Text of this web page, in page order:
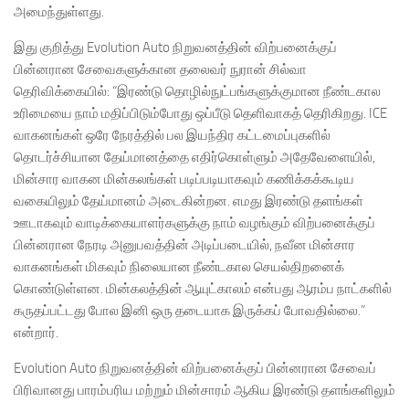
அமைந்துள்ளது.
இது குறித்து Evolution Auto நிறுவனத்தின் விற்பனைக்குப்
பின்னரான சேவைகளுக்கான தலைவர் நுரான் சில்வா
தெரிவிக்கையில்: “இரண்டு தொழில்நுட்பங்களுக்குமான நீண்டகால
உரிமையை நாம் மதிப்பிடும்போது ஒப்பீடு தெளிவாகத் தெரிகிறது. ICE
வாகனங்கள் ஒரே நேரத்தில் பல இயந்திர கட்டமைப்புகளில்
தொடர்ச்சியான தேய்மானத்தை எதிர்கொள்ளும் அதேவேளையில்,
மின்சார வாகன மின்கலங்கள் படிப்படியாகவும் கணிக்கக்கூடிய
வகையிலும் தேய்மானம் அடைகின்றன. எமது இரண்டு தளங்கள்
ஊடாகவும் வாடிக்கையாளர்களுக்கு நாம் வழங்கும் விற்பனைக்குப்
பின்னரான நேரடி அனுபவத்தின் அடிப்படையில், நவீன மின்சார
வாகனங்கள் மிகவும் நிலையான நீண்டகால செயல்திறனைக்
கொண்டுள்ளன. மின்கலத்தின் ஆயுட்காலம் என்பது ஆரம்ப நாட்களில்
கருதப்பட்டது போல இனி ஒரு தடையாக இருக்கப் போவதில்லை.”
என்றார்.
Evolution Auto நிறுவனத்தின் விற்பனைக்குப் பின்னரான சேவைப்
பிரிவானது பாரம்பரிய மற்றும் மின்சாரம் ஆகிய இரண்டு தளங்களிலும்